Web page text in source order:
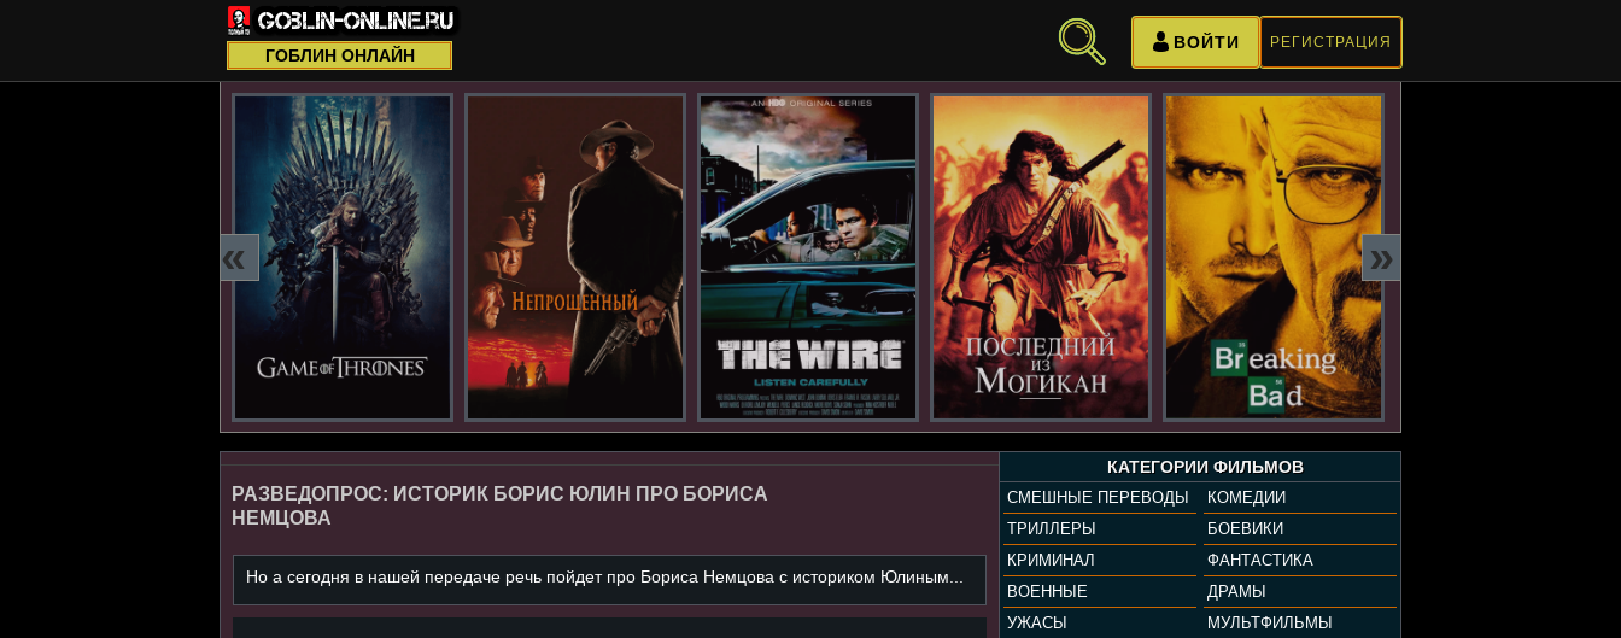
ГОБЛИН ОНЛАЙН
РЕГИСТРАЦИЯ
ВОЙТИ
« »
КАТЕГОРИИ ФИЛЬМОВ
СМЕШНЫЕ ПЕРЕВОДЫ
КОМЕДИИ
ТРИЛЛЕРЫ
БОЕВИКИ
КРИМИНАЛ
ФАНТАСТИКА
ВОЕННЫЕ
ДРАМЫ
УЖАСЫ
МУЛЬТФИЛЬМЫ
РАЗВЕДОПРОС: ИСТОРИК БОРИС ЮЛИН ПРО БОРИСА
НЕМЦОВА
Но а сегодня в нашей передаче речь пойдет про Бориса Немцова с историком Юлиным...